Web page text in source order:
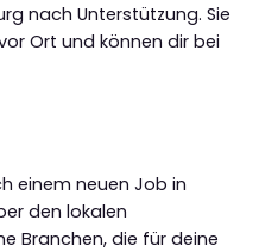
nach Unterstützung. Sie
Ort und können dir bei
einem neuen Job in
den lokalen
Branchen, die für deine